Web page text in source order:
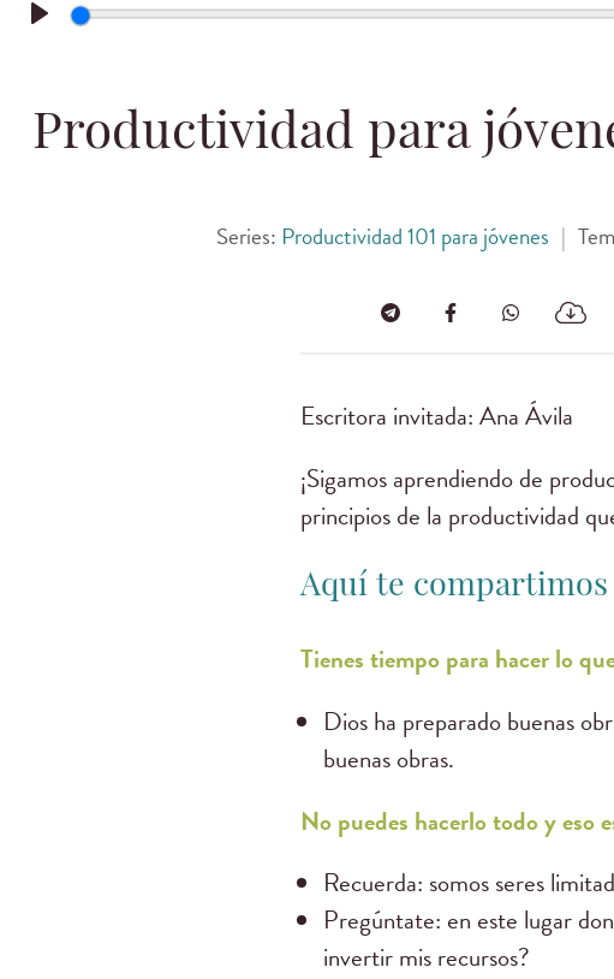
Play
Productividad para
Series: Productividad 101 para jóvenes |
Escritora invitada: Ana Ávila
¡Sigamos aprendiendo de
principios de la productividad
Aquí te
Tienes tiempo para hacer lo
Dios ha preparado buenas
buenas obras.
No puedes hacerlo todo y eso
Recuerda: somos seres
Pregúntate: en este lugar
invertir mis recursos?